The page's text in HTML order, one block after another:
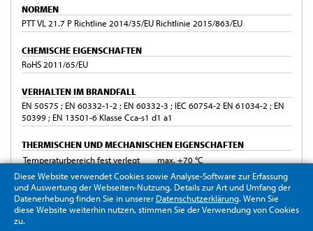
NORMEN
PTT VL 21.7 P Richtline 2014/35/EU Richtlinie 2015/863/EU
CHEMISCHE EIGENSCHAFTEN
RoHS 2011/65/EU
VERHALTEN IM BRANDFALL
EN 50575 ; EN 60332-1-2 ; EN 60332-3 ; IEC 60754-2 EN 61034-2 ; EN
50399 ; EN 13501-6 Klasse Cca-s1 d1 a1
THERMISCHEN UND MECHANISCHEN EIGENSCHAFTEN
Temperaturbereich fest verlegt
max. +70 °C
Temperaturbereich bewegt
-5 °C bis +50 °C
min. Biegeradius fest verlegt
8xAußenØ
min. Biegeradius bewegt
8xAußenØ
Diese Website verwendet Cookies sowie Analyse-Software zur Erfassung
und Auswertung der Webseiten-Nutzung. Details zur Art und Umfang der
Datenerhebung finden Sie in unserer Datenschutzerklärung. Wenn Sie
diese Website weiterhin nutzen, stimmen Sie der Verwendung von Cookies
zu.